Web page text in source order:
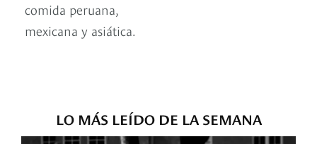
comida peruana,
mexicana y asiática.
LO MÁS LEÍDO DE LA SEMANA